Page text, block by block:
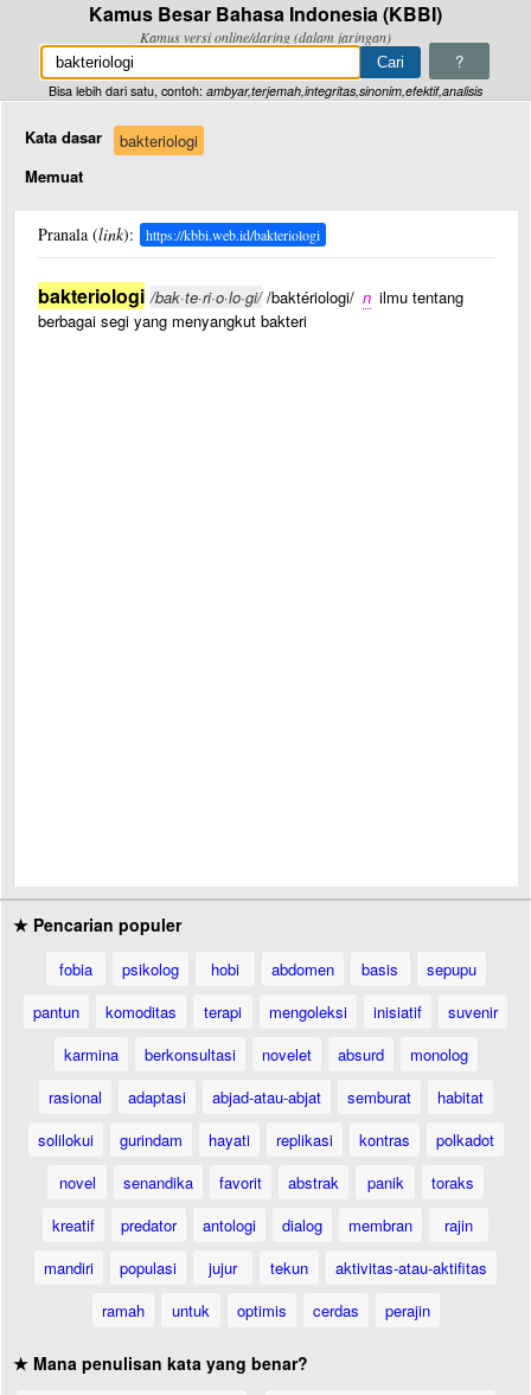
Kamus Besar Bahasa Indonesia (KBBI)
Kamus versi online/daring (dalam jaringan)
?
Bisa lebih dari satu, contoh: ambyar,terjemah,integritas,sinonim,efektif,analisis
Kata dasar
bakteriologi
Memuat
Pranala (link): https://kbbi.web.id/bakteriologi
bakteriologi /bak·te·ri·o·lo·gi//baktériologi/ n ilmu tentang
berbagai segi yang menyangkut bakteri
★ Pencarian populer
fobia psikolog hobi abdomen basis
sepupu
pantun
komoditas terapi mengoleksi inisiatif
suvenir
karmina
berkonsultasi novelet absurd
monolog
rasional
adaptasi abjad-atau-abjat semburat
habitat
solilokui
gurindam hayati replikasi kontras
polkadot
novel
senandika favorit abstrak panik
toraks
kreatif
predator antologi dialog membran
rajin
mandiri
populasi jujur tekun
aktivitas-atau-aktifitas
ramah
untuk optimis cerdas perajin
★ Mana penulisan kata yang benar?